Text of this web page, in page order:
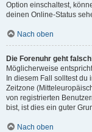
Option einschaltest,
deinen Online-Status
Nach oben
Die Forenuhr geht
Möglicherweise
In diesem Fall solltest du
Zeitzone
von registrierten
bist, ist dies ein guter
Nach oben